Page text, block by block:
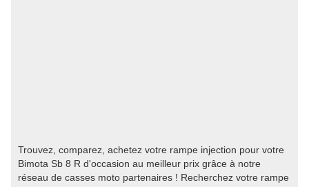
Trouvez, comparez, achetez votre rampe injection pour votre
Bimota Sb 8 R d'occasion au meilleur prix grâce à notre
réseau de casses moto partenaires ! Recherchez votre rampe